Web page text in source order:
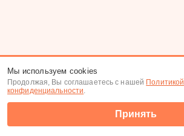
Мы используем cookies
Продолжая, Вы соглашаетесь с нашей Политикой
конфиденциальности.
Принять